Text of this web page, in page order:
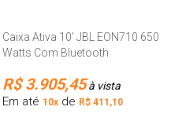
Caixa Ativa 10' JBL EON710 650
Watts Com Bluetooth
R$ 3.905,45à vista
Em até 10x de R$ 411,10